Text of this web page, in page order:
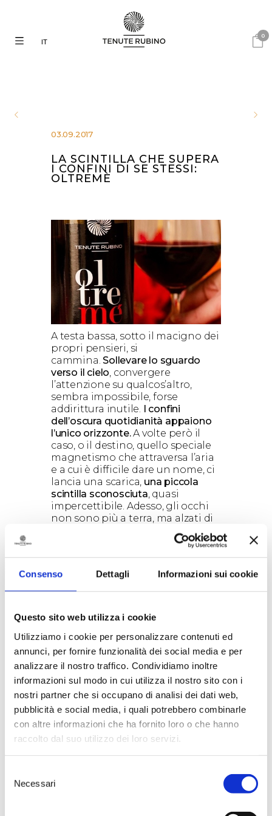
Consenso Dettagli Informazioni sui cookie
Questo sito web utilizza i cookie
Utilizziamo i cookie per personalizzare contenuti ed
annunci, per fornire funzionalità dei social media e per
analizzare il nostro traffico. Condividiamo inoltre
informazioni sul modo in cui utilizza il nostro sito con i
nostri partner che si occupano di analisi dei dati web,
pubblicità e social media, i quali potrebbero combinarle
con altre informazioni che ha fornito loro o che hanno
raccolto dal suo utilizzo dei loro servizi.
delNecessari
0
IT
03.09.2017
LA SCINTILLA CHE SUPERA
I CONFINI DI SE STESSI:
OLTREMÈ
A testa bassa, sotto il macigno dei
propri pensieri, si
cammina.Sollevare lo sguardo
verso il cielo, convergere
l’attenzione su qualcos’altro,
sembra impossibile, forse
addirittura inutile. I confini
dell’oscura quotidianità appaiono
l’unico orizzonte.A volte però il
caso, o il destino, quello speciale
magnetismo che attraversa l’aria
e a cui è difficile dare un nome, ci
lancia una scarica, una piccola
scintilla sconosciuta, quasi
impercettibile. Adesso, gli occhi
non sono più a terra, ma alzati di
nella magia di un secondo
, quello di un altro che già
ci stava guardando, sorpresi, ci
unico, puro momento, oppureil
principio di storia che durerà a
estinguerà, confuso negli sguardi
Questo non è dato saperlo.La
sola cosa che conosciamo con
esattezza è quell’unico momento,
quei secondi in cui, senza nessun
di noi oltrepassa i confini del
nostro corpo, depositandosi in
quello di un altro, e
viceversa.Qualcosa che è in di noi
questa inafferrabile emozione,